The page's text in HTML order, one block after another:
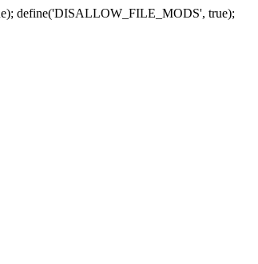
define('DISALLOW_FILE_MODS', true);